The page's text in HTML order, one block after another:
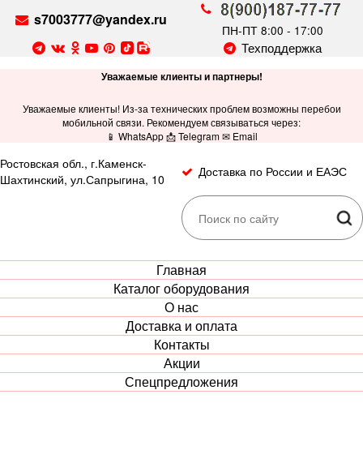
s7003777@yandex.ru
ПН-ПТ 8:00 - 17:00
Техподдержка
Уважаемые клиенты и партнеры!
Уважаемые клиенты! Из-за технических проблем возможны перебои
мобильной связи. Рекомендуем связываться через:
📱 WhatsApp 📩 Telegram ✉ Email
Ростовская обл., г.Каменск-
Шахтинский, ул.Сапрыгина, 10
Доставка по России и ЕАЭС
Главная
Каталог оборудования
О нас
Доставка и оплата
Контакты
Акции
Спецпредложения